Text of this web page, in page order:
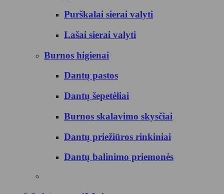
Purškalai sierai valyti
Lašai sierai valyti
Burnos higienai
Dantų pastos
Dantų šepetėliai
Burnos skalavimo skysčiai
Dantų priežiūros rinkiniai
Dantų balinimo priemonės